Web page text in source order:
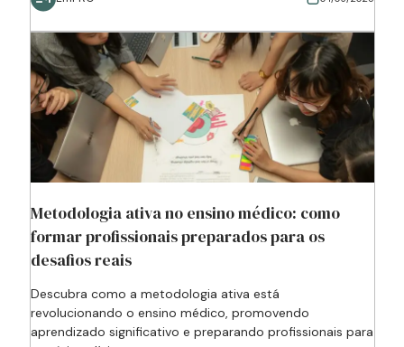
Metodologia ativa no ensino médico: como
formar profissionais preparados para os
desafios reais
Descubra como a metodologia ativa está
revolucionando o ensino médico, promovendo
aprendizado significativo e preparando profissionais para